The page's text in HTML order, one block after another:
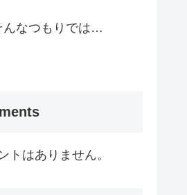
んなつもりでは…
トはありません。